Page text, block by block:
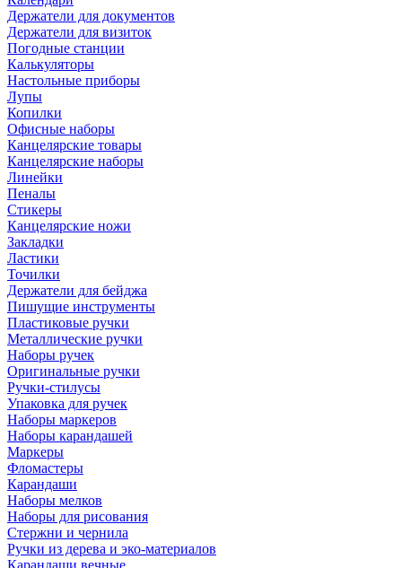
Держатели для документов
Держатели для визиток
Погодные станции
Калькуляторы
Настольные приборы
Лупы
Копилки
Офисные наборы
Канцелярские товары
Канцелярские наборы
Линейки
Пеналы
Стикеры
Канцелярские ножи
Закладки
Ластики
Точилки
Держатели для бейджа
Пишущие инструменты
Пластиковые ручки
Металлические ручки
Наборы ручек
Оригинальные ручки
Ручки-стилусы
Упаковка для ручек
Наборы маркеров
Наборы карандашей
Маркеры
Фломастеры
Карандаши
Наборы мелков
Наборы для рисования
Стержни и чернила
Ручки из дерева и эко-материалов
Карандаши вечные